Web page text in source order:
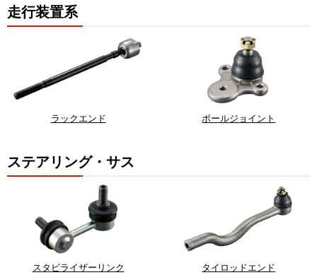
走行装置系
ラックエンド ボールジョイント
ステアリング・サス
スタビライザーリンク タイロッドエンド